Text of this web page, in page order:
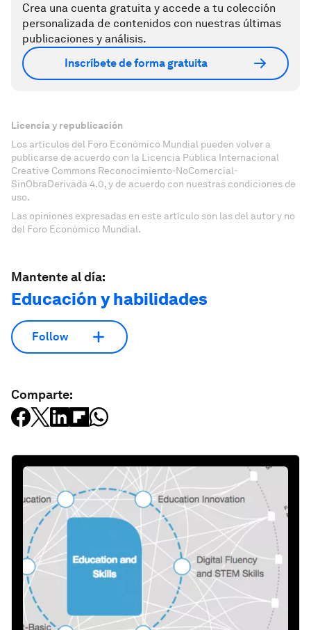
Crea una cuenta gratuita y accede a tu colección
personalizada de contenidos con nuestras últimas
publicaciones y análisis.
Inscríbete de forma gratuita
Licencia y republicación
Los artículos del Foro Económico Mundial pueden volver a
publicarse de acuerdo con la Licencia Pública Internacional
Creative Commons Reconocimiento-NoComercial-
SinObraDerivada 4.0, y de acuerdo con nuestras condiciones de
uso.
Las opiniones expresadas en este artículo son las del autor y no
del Foro Económico Mundial.
Mantente al día:
Educación y habilidades
Follow
Comparte: